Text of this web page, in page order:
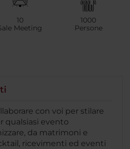
10
Meeting
1000
Persone
con voi per stilare
qualsiasi evento
da matrimoni e
ricevimenti ed eventi